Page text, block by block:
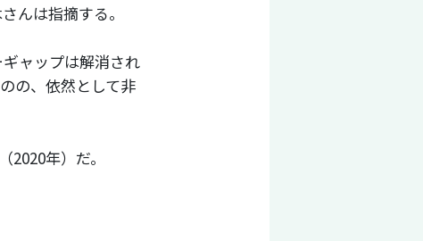
んは指摘する。
ャップは解消され
の、依然として非
年）だ。